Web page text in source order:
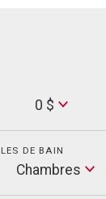
0 $
DE BAIN
Chambres